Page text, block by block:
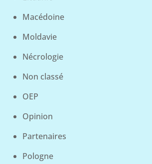
Macédoine
Moldavie
Nécrologie
Non classé
OEP
Opinion
Partenaires
Pologne